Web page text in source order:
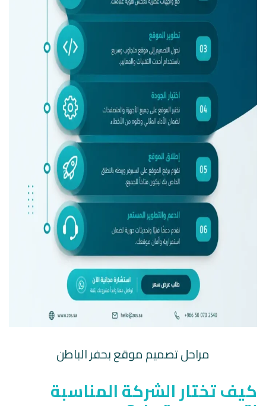
مراحل تصميم موقع بحفر الباطن
كيف تختار الشركة المناسبة